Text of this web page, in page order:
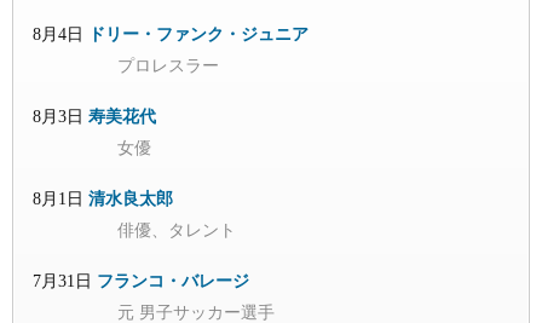
8月4日
ドリー・ファンク・ジュニア
プロレスラー
8月3日 寿美花代
女優
8月1日 清水良太郎
俳優、タレント
7月31日 フランコ・バレージ
元 男子サッカー選手